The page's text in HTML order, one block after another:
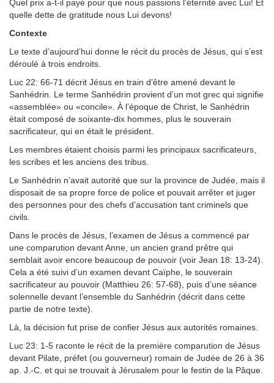
Quel prix a-t-il payé pour que nous passions l’éternité avec Lui! Et
quelle dette de gratitude nous Lui devons!
Contexte
Le texte d’aujourd’hui donne le récit du procès de Jésus, qui s’est
déroulé à trois endroits.
Luc 22: 66-71 décrit Jésus en train d’être amené devant le
Sanhédrin. Le terme Sanhédrin provient d’un mot grec qui signifie
«assemblée» ou «concile». À l’époque de Christ, le Sanhédrin
était composé de soixante-dix hommes, plus le souverain
sacrificateur, qui en était le président.
Les membres étaient choisis parmi les principaux sacrificateurs,
les scribes et les anciens des tribus.
Le Sanhédrin n’avait autorité que sur la province de Judée, mais il
disposait de sa propre force de police et pouvait arrêter et juger
des personnes pour des chefs d’accusation tant criminels que
civils.
Dans le procès de Jésus, l’examen de Jésus a commencé par
une comparution devant Anne, un ancien grand prêtre qui
semblait avoir encore beaucoup de pouvoir (voir Jean 18: 13-24).
Cela a été suivi d’un examen devant Caïphe, le souverain
sacrificateur au pouvoir (Matthieu 26: 57-68), puis d’une séance
solennelle devant l’ensemble du Sanhédrin (décrit dans cette
partie de notre texte).
Là, la décision fut prise de confier Jésus aux autorités romaines.
Luc 23: 1-5 raconte le récit de la première comparution de Jésus
devant Pilate, préfet (ou gouverneur) romain de Judée de 26 à 36
ap. J.-C. et qui se trouvait à Jérusalem pour le festin de la Pâque.